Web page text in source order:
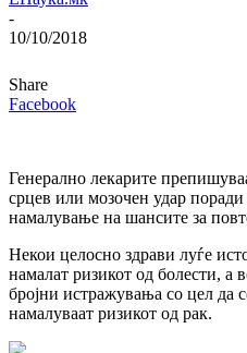
-
10/10/2018
Share
Facebook
Генерално лекарите
срцев или мозочен удар
намалување на шансите за
Некои целосно здрави луѓе
намалат ризикот од болести, а
бројни истражувања со цел да
намалуваат ризикот од рак.